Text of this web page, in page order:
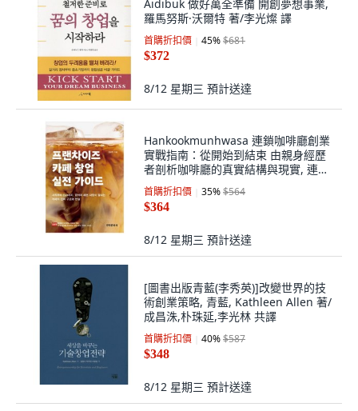
Aidibuk 做好萬全準備 開創夢想事業,
羅馬努斯·沃爾特 著/李光燦 譯
首購折扣價 45%$681
$372
8/12 星期三 預計送達
Hankookmunhwasa 連鎖咖啡廳創業
實戰指南：從開始到結束 由親身經歷
者剖析咖啡廳的真實結構與現實, 連鎖
咖啡廳創業實戰指南, 金圭鎭(著), 金圭
鎭
首購折扣價 35%$564
$364
8/12 星期三 預計送達
[圖書出版青藍(李秀英)]改變世界的技
術創業策略, 青藍, Kathleen Allen 著/
成昌洙,朴珠延,李光林 共譯
首購折扣價 40%$587
$348
8/12 星期三 預計送達